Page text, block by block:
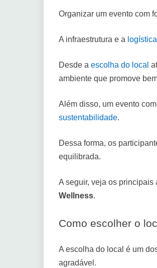
Organizar um evento com
A infraestrutura e a logística
Desde a escolha do local
ambiente que promove
Além disso, um evento
sustentabilidade.
Dessa forma, os
equilibrada.
A seguir, veja os
Wellness.
Como escolher o
A escolha do local é um
agradável.